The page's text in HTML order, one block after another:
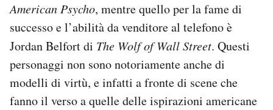
American Psycho, mentre quello per la fame di
successo e l’abilità da venditore al telefono è
Jordan Belfort di The Wolf of Wall Street. Questi
personaggi non sono notoriamente anche di
modelli di virtù, e infatti a fronte di scene che
fanno il verso a quelle delle ispirazioni americane